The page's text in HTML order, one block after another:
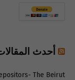
أحدث
The Beirut